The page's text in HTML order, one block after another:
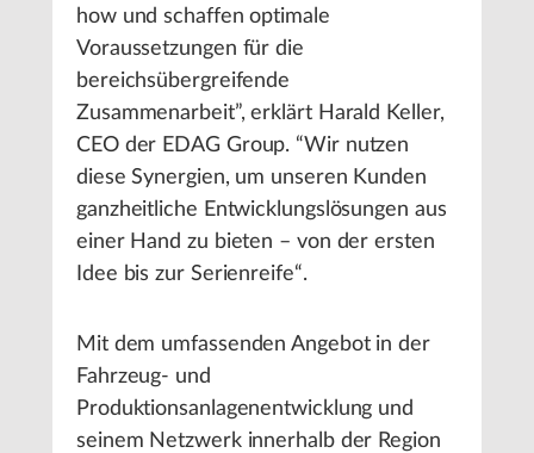
how und schaffen optimale
Voraussetzungen für die
bereichsübergreifende
Zusammenarbeit”, erklärt Harald Keller,
CEO der EDAG Group. “Wir nutzen
diese Synergien, um unseren Kunden
ganzheitliche Entwicklungslösungen aus
einer Hand zu bieten – von der ersten
Idee bis zur Serienreife“.
Mit dem umfassenden Angebot in der
Fahrzeug- und
Produktionsanlagenentwicklung und
seinem Netzwerk innerhalb der Region